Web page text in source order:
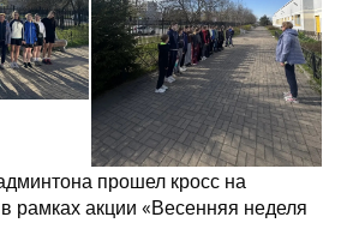
прошел кросс на
рамках акции «Весенняя неделя